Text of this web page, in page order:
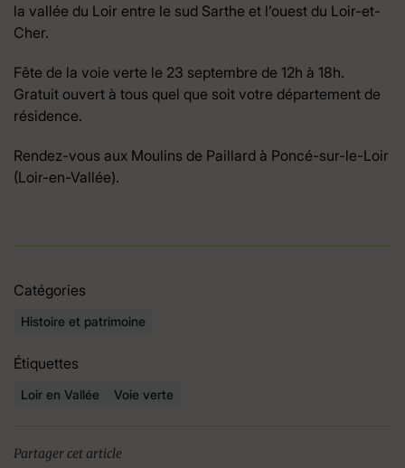
la vallée du Loir entre le sud Sarthe et l’ouest du Loir-et-
Cher.
Fête de la voie verte le 23 septembre de 12h à 18h.
Gratuit ouvert à tous quel que soit votre département de
résidence.
Rendez-vous aux Moulins de Paillard à Poncé-sur-le-Loir
(Loir-en-Vallée).
Catégories
Histoire et patrimoine
Étiquettes
Loir en Vallée Voie verte
Partager cet article